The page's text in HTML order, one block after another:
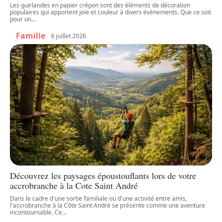
Les guirlandes en papier crépon sont des éléments de décoration
populaires qui apportent joie et couleur à divers événements. Que ce soit
pour un…
Famille 6 juillet 2026
Découvrez les paysages époustouflants lors de votre
accrobranche à la Cote Saint André
Dans le cadre d'une sortie familiale ou d'une activité entre amis,
l'accrobranche à la Côte Saint André se présente comme une aventure
incontournable. Ce…